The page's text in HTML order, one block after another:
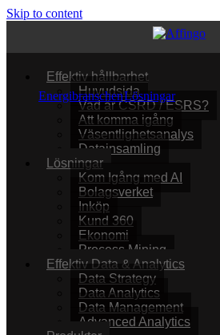
Skip to content
Effektiv hållbarhet
Huvudsida
Vad är CSRD / ESRS?
Att komma igång
Väsentlighetsanalys
Datainsamling
Lösningar
Kom Igång med AI
Bolagsverket
Inköp
Kund 360
Ekonomi
Process Mining
Effektiv Data & Analytics
Data Strategy
Data Analytics
Data Management
Advanced Analytics
EnergibranschenLösningar